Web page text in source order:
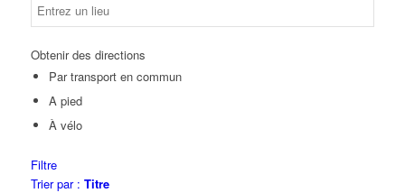
Obtenir des directions
Par transport en commun
A pied
À vélo
Filtre
Trier par : Titre